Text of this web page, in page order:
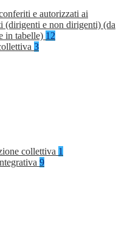
e autorizzati ai
(dirigenti e non dirigenti) (da
in tabelle) 12
3
collettiva 1
9